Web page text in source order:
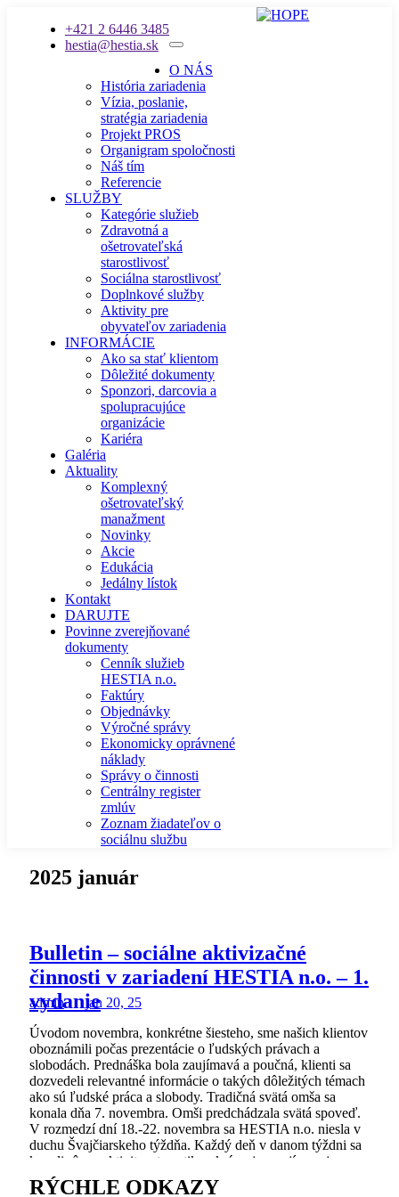
+421 2 6446 3485
hestia@hestia.sk
O NÁS
História zariadenia
Vízia, poslanie,
stratégia zariadenia
Projekt PROS
Organigram spoločnosti
Náš tím
Referencie
SLUŽBY
Kategórie služieb
Zdravotná a
ošetrovateľská
starostlivosť
Sociálna starostlivosť
Doplnkové služby
Aktivity pre
obyvateľov zariadenia
INFORMÁCIE
Ako sa stať klientom
Dôležité dokumenty
Sponzori, darcovia a
spolupracujúce
organizácie
Kariéra
Galéria
Aktuality
Komplexný
ošetrovateľský
manažment
Novinky
Akcie
Edukácia
Jedálny lístok
Kontakt
DARUJTE
Povinne zverejňované
dokumenty
Cenník služieb
HESTIA n.o.
Faktúry
Objednávky
Výročné správy
Ekonomicky oprávnené
náklady
Správy o činnosti
Centrálny register
zmlúv
Zoznam žiadateľov o
sociálnu službu
2025 január
Bulletin – sociálne aktivizačné
činnosti v zariadení HESTIA n.o. – 1.
vydanie
admin
jan 20, 25
Úvodom novembra, konkrétne šiesteho, sme našich klientov
oboznámili počas prezentácie o ľudských právach a
slobodách. Prednáška bola zaujímavá a poučná, klienti sa
dozvedeli relevantné informácie o takých dôležitých témach
ako sú ľudské práca a slobody. Tradičná svätá omša sa
konala dňa 7. novembra. Omši predchádzala svätá spoveď.
V rozmedzí dní 18.-22. novembra sa HESTIA n.o. niesla v
duchu Švajčiarskeho týždňa. Každý deň v danom týždni sa
konali rôzne aktivity s tematikou krásnej a zaujímavej
krajiny Švajčiarsko, dokonca aj strava počas celého týždňa
boli s typickými švajčiarskymi jedlami. 27. novembra nás
RÝCHLE ODKAZY